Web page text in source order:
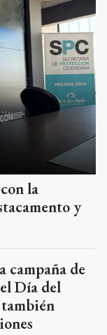
la
y
campaña de
Día del